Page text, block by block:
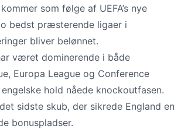
som følge af UEFA’s nye
bedst præsterende ligaer i
bliver belønnet.
været dominerende i både
Europa League og Conference
hold nåede knockoutfasen.
sidste skub, der sikrede England en
bonuspladser.